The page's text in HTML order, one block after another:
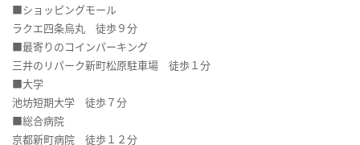
■ショッピングモール
ラクエ四条烏丸 徒歩９分
■最寄りのコインパーキング
三井のリパーク新町松原駐車場 徒歩１分
■大学
池坊短期大学 徒歩７分
■総合病院
京都新町病院 徒歩１２分